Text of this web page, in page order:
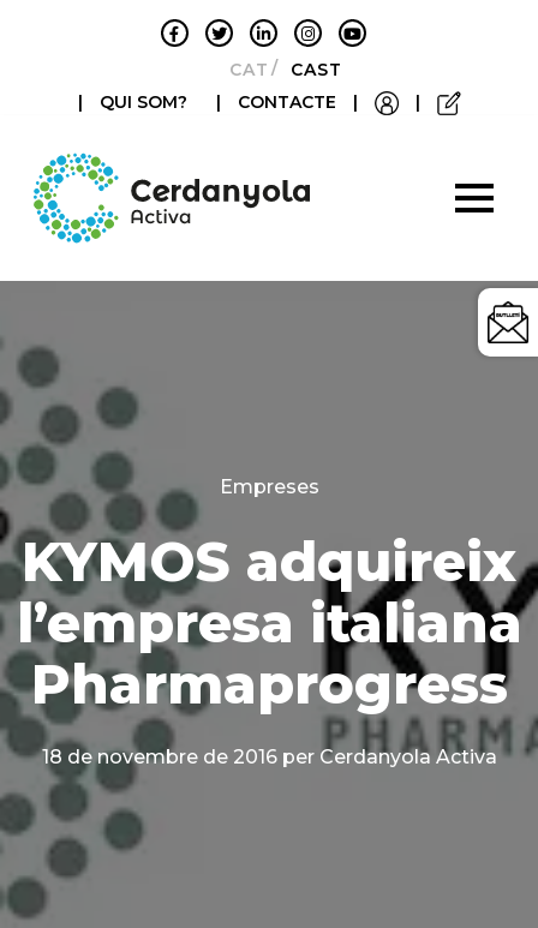
CATALÀCASTELLANO
|
QUI SOM? | CONTACTE | |
Categories
Empreses
KYMOS adquireix
l’empresa italiana
Pharmaprogress
18 de novembre de 2016 per Cerdanyola Activa